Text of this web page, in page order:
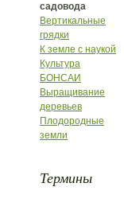
садовода
Вертикальные
грядки
К земле с наукой
Культура
БОНСАИ
Выращивание
деревьев
Плодородные
земли
Термины